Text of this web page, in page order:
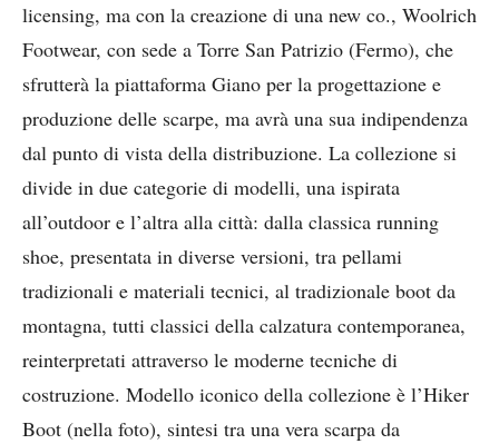
licensing, ma con la creazione di una new co., Woolrich
Footwear, con sede a Torre San Patrizio (Fermo), che
sfrutterà la piattaforma Giano per la progettazione e
produzione delle scarpe, ma avrà una sua indipendenza
dal punto di vista della distribuzione. La collezione si
divide in due categorie di modelli, una ispirata
all’outdoor e l’altra alla città: dalla classica running
shoe, presentata in diverse versioni, tra pellami
tradizionali e materiali tecnici, al tradizionale boot da
montagna, tutti classici della calzatura contemporanea,
reinterpretati attraverso le moderne tecniche di
costruzione. Modello iconico della collezione è l’Hiker
Boot (nella foto), sintesi tra una vera scarpa da